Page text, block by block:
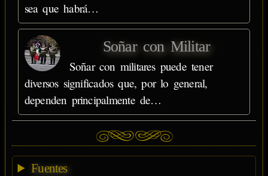
sea que habrá…
Soñar con Militar
Soñar con militares puede tener
diversos significados que, por lo general,
dependen principalmente de…
Fuentes